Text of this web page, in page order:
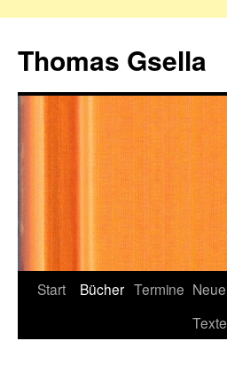
springen
Thomas Gsella
Start Bücher Termine Neue
Texte